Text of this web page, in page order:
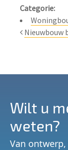
Categorie:
Nieuwbouw
Wilt u
weten?
Van